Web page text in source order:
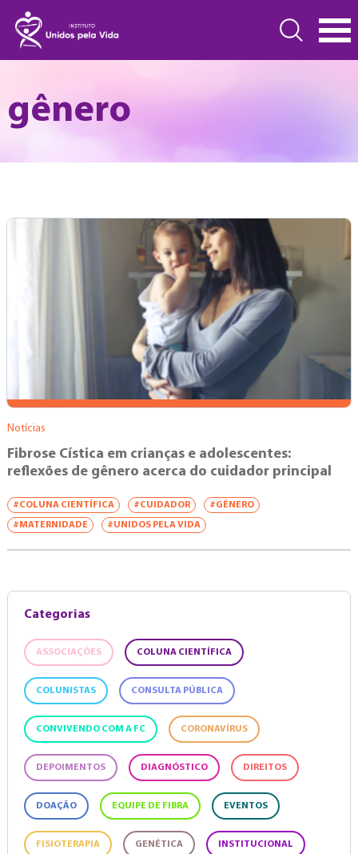
gênero
Notícias
Fibrose Cística em crianças e adolescentes:
reflexões de gênero acerca do cuidador principal
#COLUNA CIENTÍFICA #CUIDADOR #GÊNERO
#MATERNIDADE #UNIDOS PELA VIDA
Categorias
ASSOCIAÇÕES COLUNA CIENTÍFICA
COLUNISTAS CONSULTA PÚBLICA
CONVIVENDO COM A FC CORONAVÍRUS
DEPOIMENTOS DIAGNÓSTICO DIREITOS
DOAÇÃO EQUIPE DE FIBRA EVENTOS
FISIOTERAPIA GENÉTICA INSTITUCIONAL